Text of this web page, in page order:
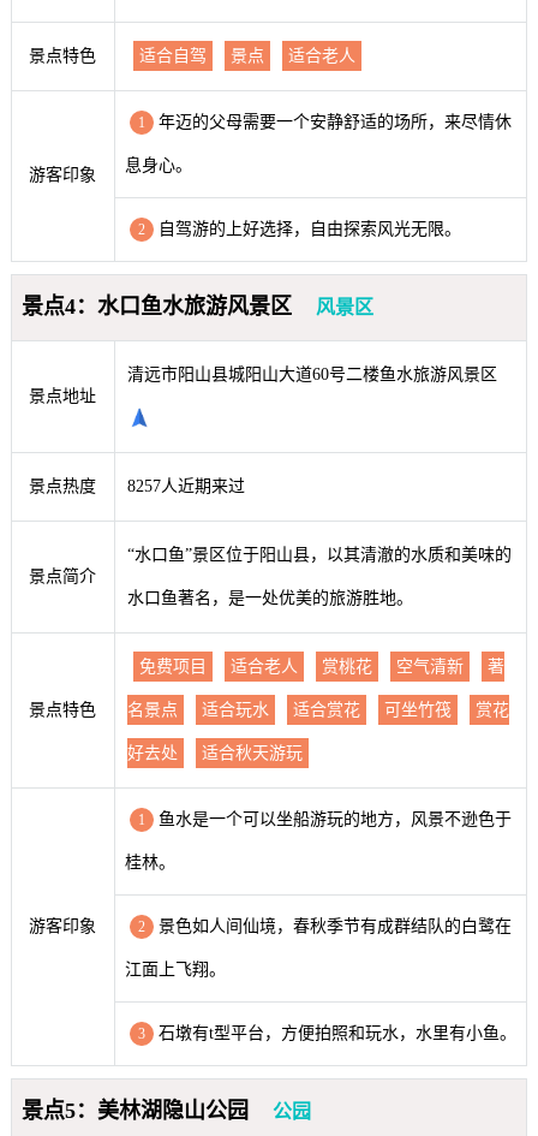
景点特色 适合自驾 景点 适合老人
游客印象
1 年迈的父母需要一个安静舒适的场所，来尽情休
息身心。
2 自驾游的上好选择，自由探索风光无限。
景点4：水口鱼水旅游风景区 风景区
景点地址
清远市阳山县城阳山大道60号二楼鱼水旅游风景区
景点热度 8257人近期来过
景点简介
“水口鱼”景区位于阳山县，以其清澈的水质和美味的
水口鱼著名，是一处优美的旅游胜地。
景点特色
免费项目 适合老人 赏桃花 空气清新 著
名景点 适合玩水 适合赏花 可坐竹筏 赏花
好去处 适合秋天游玩
游客印象
1 鱼水是一个可以坐船游玩的地方，风景不逊色于
桂林。
2 景色如人间仙境，春秋季节有成群结队的白鹭在
江面上飞翔。
3 石墩有t型平台，方便拍照和玩水，水里有小鱼。
景点5：美林湖隐山公园 公园